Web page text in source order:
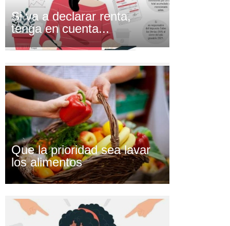
Si va a declarar renta,
tenga en cuenta...
Que la prioridad sea lavar
los alimentos